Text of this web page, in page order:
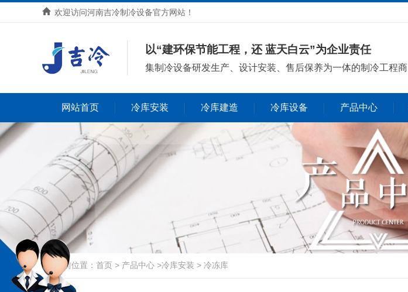
欢迎访问河南吉冷制冷设备官方网站！
以“建环保节能工程，还 蓝天白云”为企业责任
集制冷设备研发生产、设计安装、售后保养为一体的制冷工程商
网站首页 冷库安装 冷库建造 冷库设备 产品中心
当前位置： 首页 > 产品中心 >冷库安装 > 冷冻库